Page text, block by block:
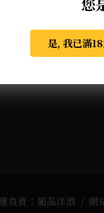
負責：葡晶洋酒 /
是, 我已滿